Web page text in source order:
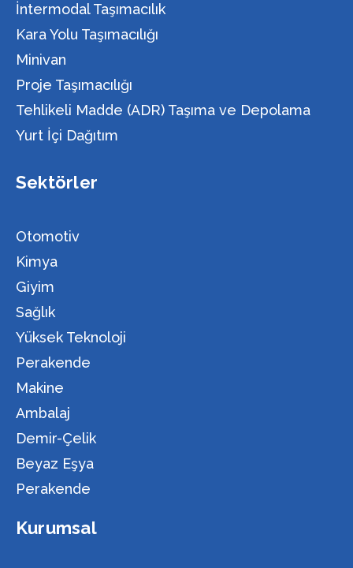
İntermodal Taşımacılık
Kara Yolu Taşımacılığı
Minivan
Proje Taşımacılığı
Tehlikeli Madde (ADR) Taşıma ve Depolama
Yurt İçi Dağıtım
Sektörler
Otomotiv
Kimya
Giyim
Sağlık
Yüksek Teknoloji
Perakende
Makine
Ambalaj
Demir-Çelik
Beyaz Eşya
Perakende
Kurumsal